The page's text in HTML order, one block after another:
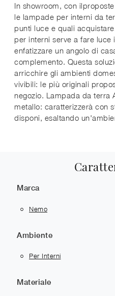
In showroom, con
le lampade per interni da
punti luce e quali
per interni serve a fare luce
enfatizzare un angolo di
complemento. Questa
arricchire gli ambienti
vivibili: le più originali
negozio. Lampada da terra
metallo: caratterizzerà con
disponi, esaltando
Marca
Nemo
Ambiente
Per Interni
Materiale